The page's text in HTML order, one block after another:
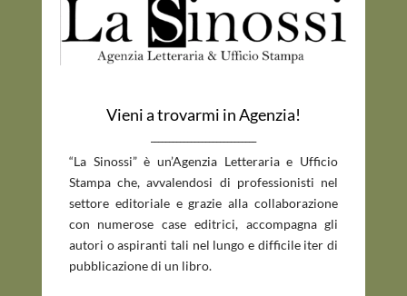
Vieni a trovarmi in Agenzia!
“La Sinossi” è un’Agenzia Letteraria e Ufficio
Stampa che, avvalendosi di professionisti nel
settore editoriale e grazie alla collaborazione
con numerose case editrici, accompagna gli
autori o aspiranti tali nel lungo e difficile iter di
pubblicazione di un libro.